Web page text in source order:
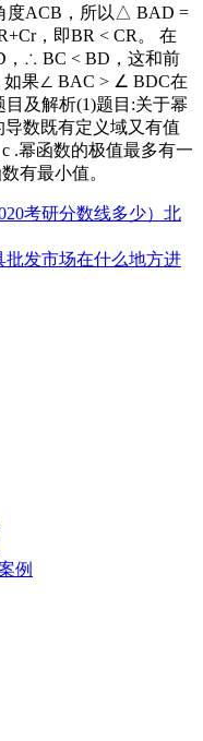
度ACB，所以△ BAD =
，即BR < CR。 在
，∴ BC < BD，这和前
如果∠ BAC > ∠ BDC在
及解析(1)题目:关于幂
数既有定义域又有值
.幂函数的极值最多有一
有最小值。
考研分数线多少）北
批发市场在什么地方进
例